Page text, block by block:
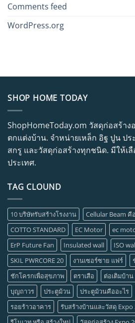
Comments feed
WordPress.org
SHOP HOME TODAY
ShopHomeToday.om วัสดุก่อสร้า
ตกแต่งบ้าน. จำหน่ายเหล็ก อิฐ ปูน ป
สกรู และวัสดุก่อสร้างทุกชนิด. มีให้เ
ประเทศ.
TAG CLOUND
10 บริษัทรับสร้างโรงงาน
Cellular Beam คื
COTTO STANDARD
EC Motor
ec
ErP Future Fan
Insulated wall ISO
SKIL PWRCORE 20
งานเซอร์ซาย แฟร์
ชักโครกเพื่อสุขภาพ
ตราเสือ ต่อเติมบ้าน
บุญถาวร
ประตูม้วน ประตูม้วนคืออะไร
รอยร้าวอาคาร
รับสร้างบ้านและวัสดุ Expo